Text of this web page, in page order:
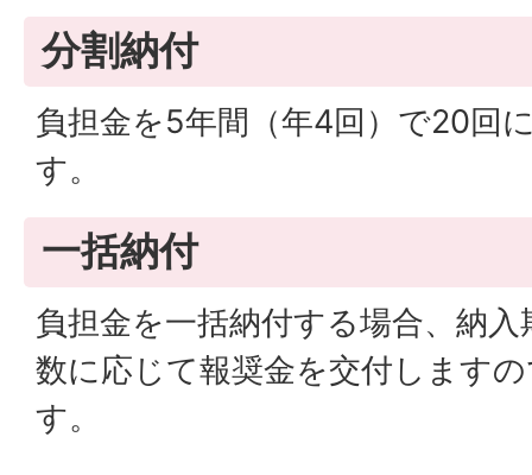
分割納付
負担金を5年間（年4回）で20回
す。
一括納付
負担金を一括納付する場合、納
数に応じて報奨金を交付します
す。